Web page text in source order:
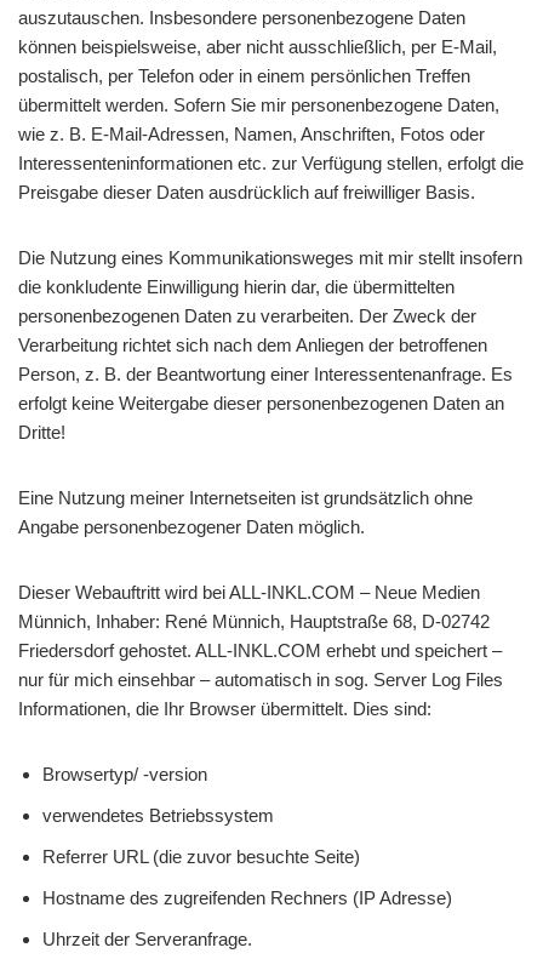
auszutauschen. Insbesondere personenbezogene Daten
können beispielsweise, aber nicht ausschließlich, per E-Mail,
postalisch, per Telefon oder in einem persönlichen Treffen
übermittelt werden. Sofern Sie mir personenbezogene Daten,
wie z. B. E-Mail-Adressen, Namen, Anschriften, Fotos oder
Interessenteninformationen etc. zur Verfügung stellen, erfolgt die
Preisgabe dieser Daten ausdrücklich auf freiwilliger Basis.
Die Nutzung eines Kommunikationsweges mit mir stellt insofern
die konkludente Einwilligung hierin dar, die übermittelten
personenbezogenen Daten zu verarbeiten. Der Zweck der
Verarbeitung richtet sich nach dem Anliegen der betroffenen
Person, z. B. der Beantwortung einer Interessentenanfrage. Es
erfolgt keine Weitergabe dieser personenbezogenen Daten an
Dritte!
Eine Nutzung meiner Internetseiten ist grundsätzlich ohne
Angabe personenbezogener Daten möglich.
Dieser Webauftritt wird bei ALL-INKL.COM – Neue Medien
Münnich, Inhaber: René Münnich, Hauptstraße 68, D-02742
Friedersdorf gehostet. ALL-INKL.COM erhebt und speichert –
nur für mich einsehbar – automatisch in sog. Server Log Files
Informationen, die Ihr Browser übermittelt. Dies sind:
Browsertyp/ -version
verwendetes Betriebssystem
Referrer URL (die zuvor besuchte Seite)
Hostname des zugreifenden Rechners (IP Adresse)
Uhrzeit der Serveranfrage.